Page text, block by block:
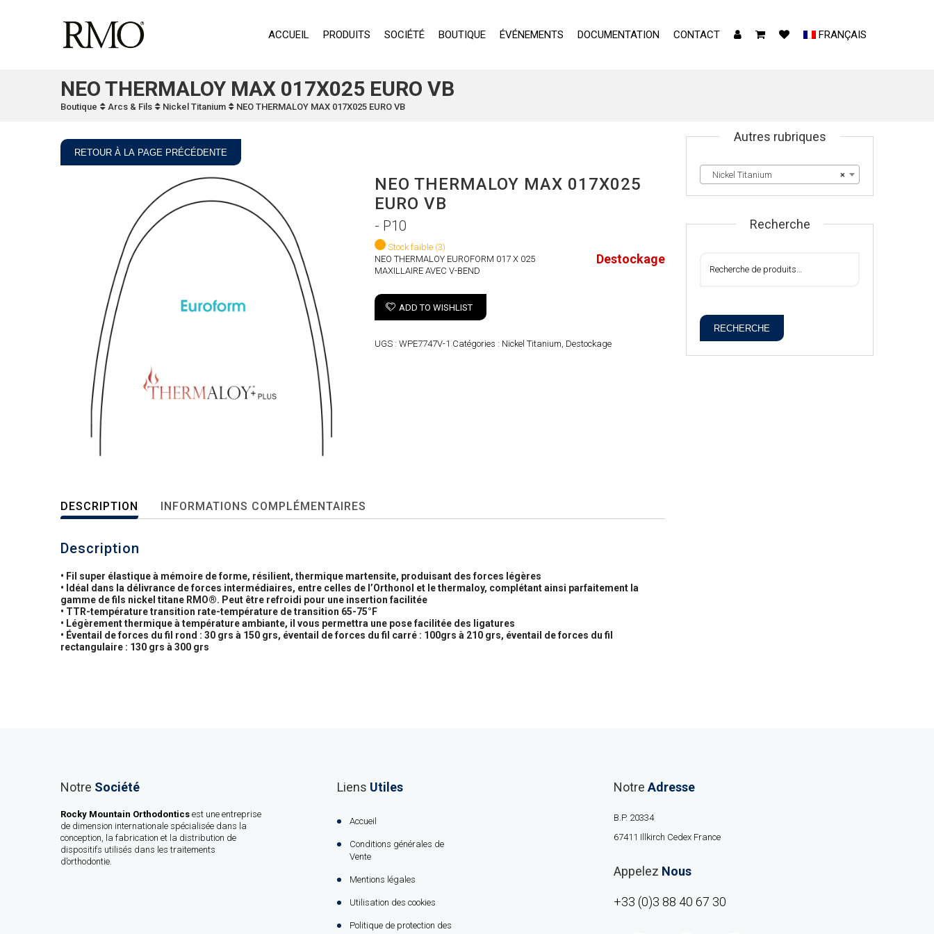
ACCUEIL PRODUITS SOCIÉTÉ BOUTIQUE ÉVÉNEMENTS DOCUMENTATION CONTACT FRANÇAIS
NEO THERMALOY MAX 017X025 EURO VB
Boutique Arcs & Fils Nickel Titanium NEO THERMALOY MAX 017X025 EURO VB
RETOUR À LA PAGE PRÉCÉDENTE
NEO THERMALOY MAX 017X025
EURO VB
- P10
Stock faible (3)
NEO THERMALOY EUROFORM 017 X 025
MAXILLAIRE AVEC V-BEND
Destockage
ADD TO WISHLIST
UGS :WPE7747V-1 Catégories : Nickel Titanium, Destockage
DESCRIPTION INFORMATIONS COMPLÉMENTAIRES
Description
• Fil super élastique à mémoire de forme, résilient, thermique martensite, produisant des forces légères
• Idéal dans la délivrance de forces intermédiaires, entre celles de l’Orthonol et le thermaloy, complétant ainsi parfaitement la
gamme de fils nickel titane RMO®. Peut être refroidi pour une insertion facilitée
• TTR-température transition rate-température de transition 65-75°F
• Légèrement thermique à température ambiante, il vous permettra une pose facilitée des ligatures
• Éventail de forces du fil rond : 30 grs à 150 grs, éventail de forces du fil carré : 100grs à 210 grs, éventail de forces du fil
rectangulaire : 130 grs à 300 grs
Autres rubriques
×
Nickel Titanium
Recherche
RECHERCHE
Notre Société
Rocky Mountain Orthodontics est une entreprise
de dimension internationale spécialisée dans la
conception, la fabrication et la distribution de
dispositifs utilisés dans les traitements
d’orthodontie.
Liens Utiles
Accueil
Conditions générales de
Vente
Mentions légales
Utilisation des cookies
Politique de protection des
Notre Adresse
B.P. 20334
67411 Illkirch Cedex France
Appelez Nous
+33 (0)3 88 40 67 30